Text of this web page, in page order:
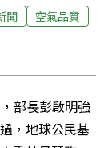
聞 空氣品質
部長彭啟明強
，地球公民基